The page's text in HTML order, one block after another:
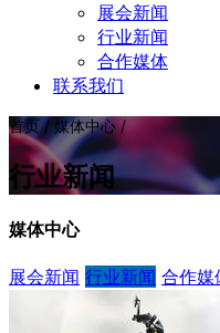
展会新闻
行业新闻
合作媒体
联系我们
首页 / 媒体中心 /
行业新闻
媒体中心
展会新闻 行业新闻 合作媒